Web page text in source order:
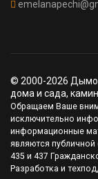
© 2000-2026
дома и сада,
Обращаем Ваше
исключительно
информационные
являются
435 и 437
Разработка и